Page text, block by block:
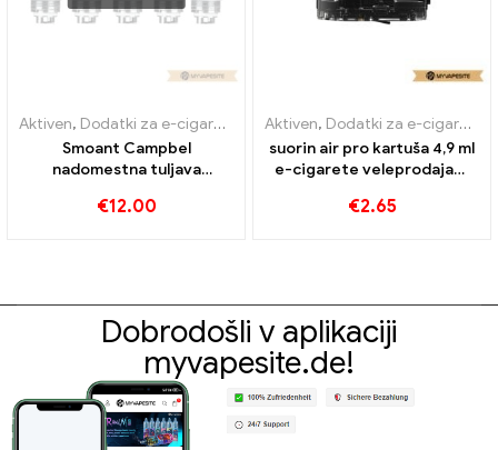
Aktiven, Dodatki za e-cigarete
Uparjalnik
Smoant Campbel
nadomestna tuljava
kosov/paket E-cigaret,
€12.00
Aktiven, Dodatki za e-cigarete
suorin air pro kartuša 4,9 ml
e-cigarete veleprodaja丨
€2.65
Dobrodošli v aplikaciji
myvapesite.de!